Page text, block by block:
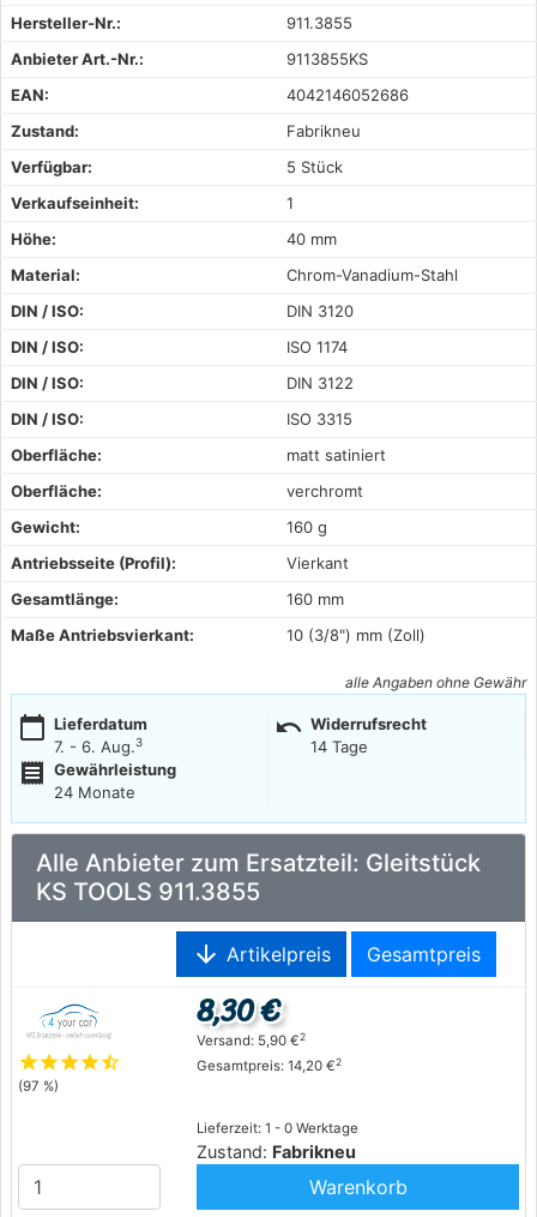
Hersteller-Nr.:
911.3855
Anbieter Art.-Nr.:
9113855KS
EAN:
4042146052686
Zustand:
Fabrikneu
Verfügbar:
5 Stück
Verkaufseinheit:
1
Höhe:
40 mm
Material:
Chrom-Vanadium-Stahl
DIN / ISO:
DIN 3120
DIN / ISO:
ISO 1174
DIN / ISO:
DIN 3122
DIN / ISO:
ISO 3315
Oberfläche:
matt satiniert
Oberfläche:
verchromt
Gewicht:
160 g
Antriebsseite (Profil):
Vierkant
Gesamtlänge:
160 mm
Maße Antriebsvierkant:
10 (3/8") mm (Zoll)
alle Angaben ohne Gewähr
calendar_today Lieferdatum
7. - 6. Aug.3
undo Widerrufsrecht
14 Tage
receipt
Gewährleistung
24 Monate
Alle Anbieter zum Ersatzteil: Gleitstück
KS TOOLS 911.3855
arrow_downward Artikelpreis Gesamtpreis
starstarstarstarstar_half
(97 %)
Lieferzeit: 1 - 0 Werktage
Zustand: Fabrikneu
8,30 €
Versand: 5,90 €2
Gesamtpreis: 14,20 €2
Warenkorb